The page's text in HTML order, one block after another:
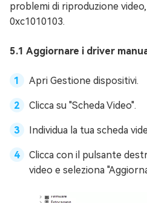
problemi di riproduzione
0xc1010103.
5.1 Aggiornare i driver
Apri Gestione dispositivi.
Clicca su "Scheda Video".
Individua la tua scheda
Clicca con il pulsante
video e seleziona